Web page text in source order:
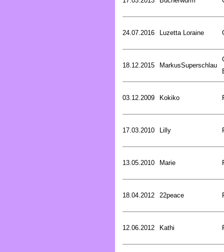
24.07.2016 Luzetta Loraine
18.12.2015 MarkusSuperschlau
03.12.2009 Kokiko
17.03.2010 Lilly
13.05.2010 Marie
18.04.2012 22peace
12.06.2012 Kathi